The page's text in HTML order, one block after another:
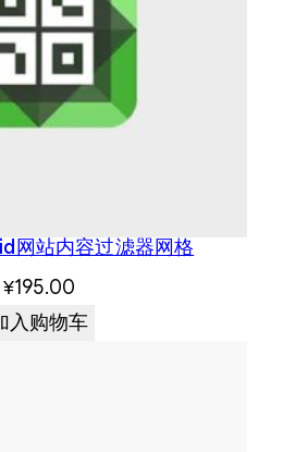
网站内容过滤器网格
¥195.00
入购物车